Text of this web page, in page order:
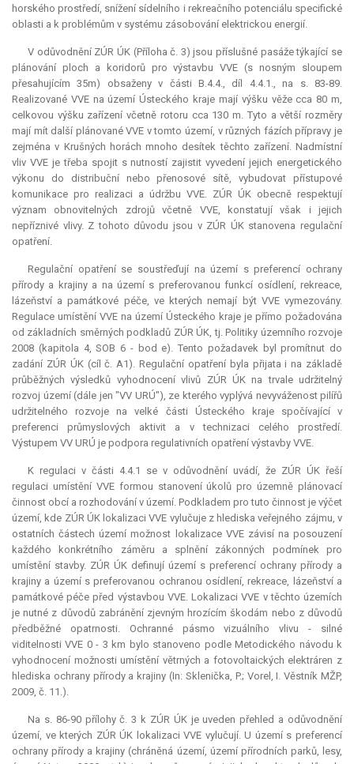
horského prostředí, snížení sídelního i rekreačního potenciálu specifické
oblasti a k problémům v systému zásobování elektrickou energií.
V odůvodnění ZÚR ÚK (Příloha č. 3) jsou příslušné pasáže týkající se
plánování ploch a koridorů pro výstavbu VVE (s nosným sloupem
přesahujícím 35m) obsaženy v části B.4.4., díl 4.4.1., na s. 83-89.
Realizované VVE na území Ústeckého kraje mají výšku věže cca 80 m,
celkovou výšku zařízení včetně rotoru cca 130 m. Tyto a větší rozměry
mají mít další plánované VVE v tomto území, v různých fázích přípravy je
zejména v Krušných horách mnoho desítek těchto zařízení. Nadmístní
vliv VVE je třeba spojit s nutností zajistit vyvedení jejich energetického
výkonu do distribuční nebo přenosové sítě, vybudovat přístupové
komunikace pro realizaci a údržbu VVE. ZÚR ÚK obecně respektují
význam obnovitelných zdrojů včetně VVE, konstatují však i jejich
nepříznivé vlivy. Z tohoto důvodu jsou v ZÚR ÚK stanovena regulační
opatření.
Regulační opatření se soustřeďují na území s preferencí ochrany
přírody a krajiny a na území s preferovanou funkcí osídlení, rekreace,
lázeňství a památkové péče, ve kterých nemají být VVE vymezovány.
Regulace umístění VVE na území Ústeckého kraje je přímo požadována
od základních směrných podkladů ZÚR ÚK, tj. Politiky územního rozvoje
2008 (kapitola 4, SOB 6 - bod e). Tento požadavek byl promítnut do
zadání ZÚR ÚK (cíl č. A1). Regulační opatření byla přijata i na základě
průběžných výsledků vyhodnocení vlivů ZÚR ÚK na trvale udržitelný
rozvoj území (dále jen "VV URÚ"), ze kterého vyplývá nevyváženost pilířů
udržitelného rozvoje na velké části Ústeckého kraje spočívající v
preferenci průmyslových aktivit a v technizaci celého prostředí.
Výstupem VV URÚ je podpora regulativních opatření výstavby VVE.
K regulaci v části 4.4.1 se v odůvodnění uvádí, že ZÚR ÚK řeší
regulaci umístění VVE formou stanovení úkolů pro územně plánovací
činnost obcí a rozhodování v území. Podkladem pro tuto činnost je výčet
území, kde ZÚR ÚK lokalizaci VVE vylučuje z hlediska veřejného zájmu, v
ostatních částech území možnost lokalizace VVE závisí na posouzení
každého konkrétního záměru a splnění zákonných podmínek pro
umístění stavby. ZÚR ÚK definují území s preferencí ochrany přírody a
krajiny a území s preferovanou ochranou osídlení, rekreace, lázeňství a
památkové péče před výstavbou VVE. Lokalizaci VVE v těchto územích
je nutné z důvodů zabránění zjevným hrozícím škodám nebo z důvodů
předběžné opatrnosti. Ochranné pásmo vizuálního vlivu - silné
viditelnosti VVE 0 - 3 km bylo stanoveno podle Metodického návodu k
vyhodnocení možnosti umístění větrných a fotovoltaických elektráren z
hlediska ochrany přírody a krajiny (In: Sklenička, P.; Vorel, I. Věstník MŽP,
2009, č. 11.).
Na s. 86-90 přílohy č. 3 k ZÚR ÚK je uveden přehled a odůvodnění
území, ve kterých ZÚR ÚK lokalizaci VVE vylučují. U území s preferencí
ochrany přírody a krajiny (chráněná území, území přírodních parků, lesy,